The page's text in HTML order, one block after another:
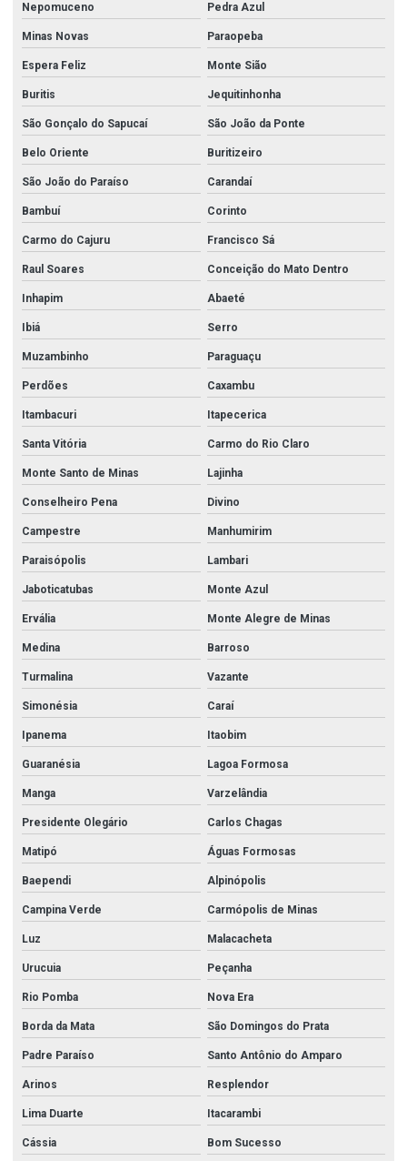
Nepomuceno Pedra Azul
Minas Novas Paraopeba
Espera Feliz Monte Sião
Buritis Jequitinhonha
São Gonçalo do Sapucaí São João da Ponte
Belo Oriente Buritizeiro
São João do Paraíso Carandaí
Bambuí Corinto
Carmo do Cajuru Francisco Sá
Raul Soares Conceição do Mato Dentro
Inhapim Abaeté
Ibiá Serro
Muzambinho Paraguaçu
Perdões Caxambu
Itambacuri Itapecerica
Santa Vitória Carmo do Rio Claro
Monte Santo de Minas Lajinha
Conselheiro Pena Divino
Campestre Manhumirim
Paraisópolis Lambari
Jaboticatubas Monte Azul
Ervália Monte Alegre de Minas
Medina Barroso
Turmalina Vazante
Simonésia Caraí
Ipanema Itaobim
Guaranésia Lagoa Formosa
Manga Varzelândia
Presidente Olegário Carlos Chagas
Matipó Águas Formosas
Baependi Alpinópolis
Campina Verde Carmópolis de Minas
Luz Malacacheta
Urucuia Peçanha
Rio Pomba Nova Era
Borda da Mata São Domingos do Prata
Padre Paraíso Santo Antônio do Amparo
Arinos Resplendor
Lima Duarte Itacarambi
Cássia Bom Sucesso